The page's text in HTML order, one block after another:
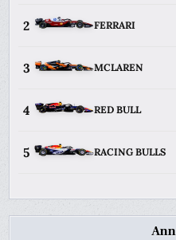
2 FERRARI
3 MCLAREN
4 RED BULL
5 RACING BULLS